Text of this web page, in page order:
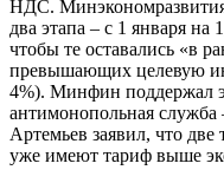
НДС.
два этапа – с 1 января на
чтобы те оставались «в
превышающих целевую
4%). Минфин поддержал
антимонопольная служба
Артемьев заявил, что две
уже имеют тариф выше